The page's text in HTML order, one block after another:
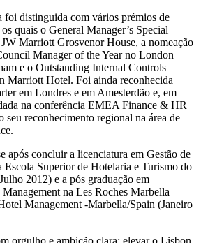
foi distinguida com vários prémios de
quais o General Manager’s Special
Marriott Grosvenor House, a nomeação
Manager of the Year no London
e o Outstanding Internal Controls
Marriott Hotel. Foi ainda reconhecida
em Londres e em Amesterdão e, em
na conferência EMEA Finance & HR
reconhecimento regional na área de
após concluir a licenciatura em Gestão de
Escola Superior de Hotelaria e Turismo do
2012) e a pós graduação em
na Les Roches Marbella
Management -Marbella/Spain (Janeiro
orgulho e ambição clara: elevar o Lisbon